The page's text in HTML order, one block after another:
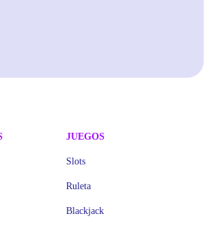
JUEGOS
Slots
Ruleta
Blackjack